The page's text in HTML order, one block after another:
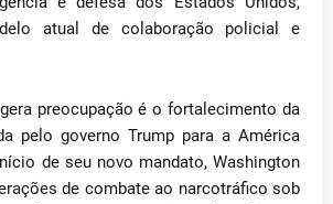
atual de colaboração policial e
preocupação é o fortalecimento da
pelo governo Trump para a América
de seu novo mandato, Washington
de combate ao narcotráfico sob